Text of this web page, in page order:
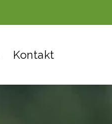
Kontakt